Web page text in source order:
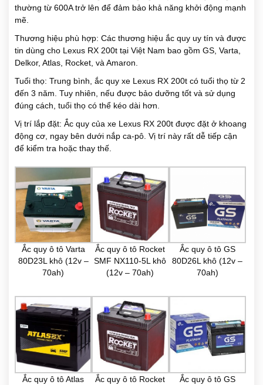
thường từ 600A trở lên để đảm bảo khả năng khởi động mạnh
mẽ.
Thương hiệu phù hợp: Các thương hiệu ắc quy uy tín và được
tin dùng cho Lexus RX 200t tại Việt Nam bao gồm GS, Varta,
Delkor, Atlas, Rocket, và Amaron.
Tuổi thọ: Trung bình, ắc quy xe Lexus RX 200t có tuổi thọ từ 2
đến 3 năm. Tuy nhiên, nếu được bảo dưỡng tốt và sử dụng
đúng cách, tuổi thọ có thể kéo dài hơn.
Vị trí lắp đặt: Ắc quy của xe Lexus RX 200t được đặt ở khoang
động cơ, ngay bên dưới nắp ca-pô. Vị trí này rất dễ tiếp cận
để kiểm tra hoặc thay thế.
Ắc quy ô tô Varta
80D23L khô (12v –
70ah)
Ắc quy ô tô Rocket
SMF NX110-5L khô
(12v – 70ah)
Ắc quy ô tô GS
80D26L khô (12v –
70ah)
Ắc quy ô tô Atlas
Ắc quy ô tô Rocket
Ắc quy ô tô GS